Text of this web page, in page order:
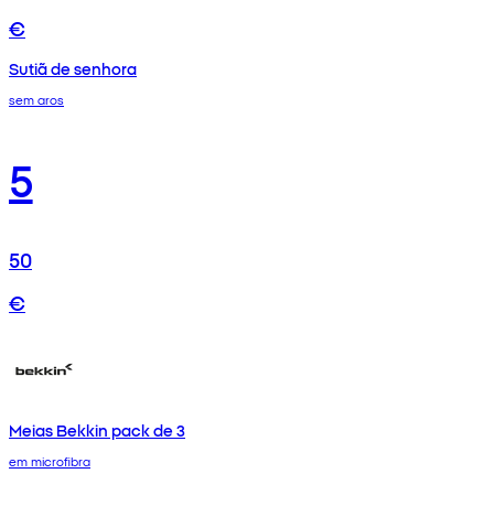
€
Sutiã de senhora
sem aros
5
50
€
Meias Bekkin pack de 3
em microfibra